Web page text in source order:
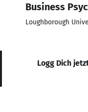
Business
Loughborough
Logg Dich